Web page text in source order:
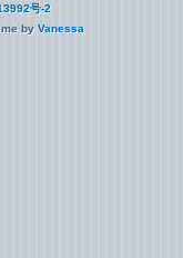
号-2
by Vanessa